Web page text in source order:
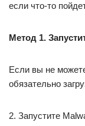
если что-то
Метод 1.
Если вы не
обязательно
2. Запустите